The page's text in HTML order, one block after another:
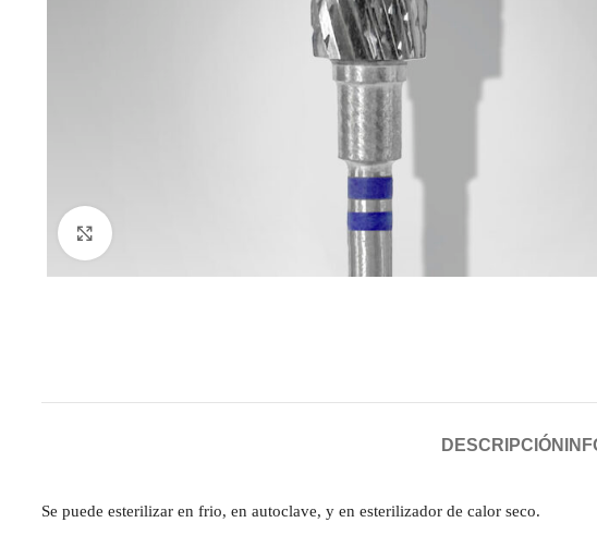
DESCRIPCIÓN
Se puede esterilizar en frio, en autoclave, y en esterilizador de calor seco.